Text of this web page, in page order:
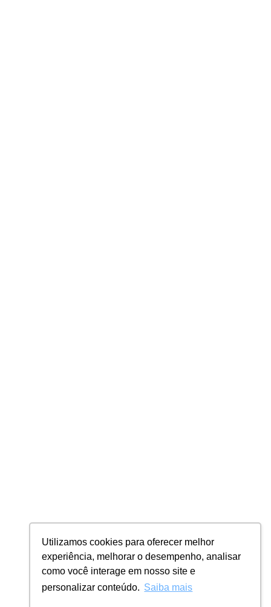
Utilizamos cookies para oferecer melhor
experiência, melhorar o desempenho, analisar
como você interage em nosso site e
personalizar conteúdo. Saiba mais